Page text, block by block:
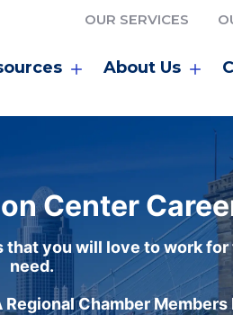
OUR SERVICES
About Us
Center
you will love to work
need.
Chamber